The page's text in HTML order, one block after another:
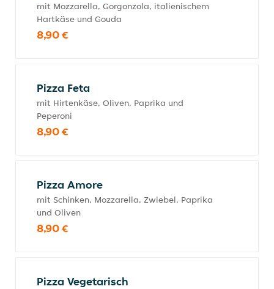
mit Mozzarella, Gorgonzola, italienischem
Hartkäse und Gouda
8,90 €
Pizza Feta
mit Hirtenkäse, Oliven, Paprika und
Peperoni
8,90 €
Pizza Amore
mit Schinken, Mozzarella, Zwiebel, Paprika
und Oliven
8,90 €
Pizza Vegetarisch